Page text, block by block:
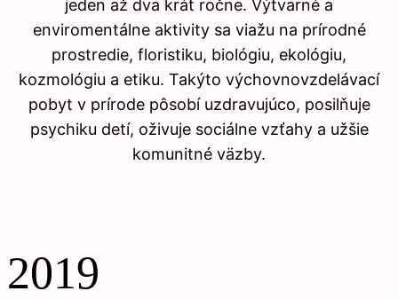
jeden až dva krát ročne. Výtvarné a
enviromentálne aktivity sa viažu na prírodné
prostredie, floristiku, biológiu, ekológiu,
kozmológiu a etiku. Takýto výchovnovzdelávací
pobyt v prírode pôsobí uzdravujúco, posilňuje
psychiku detí, oživuje sociálne vzťahy a užšie
komunitné väzby.
2019